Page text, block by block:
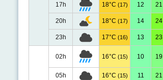
17h 18°C (17) 12 21
20h 18°C (17) 14 24
23h 17°C (16) 13 23
02h 16°C (15) 10 19
05h 16°C (15) 11 21